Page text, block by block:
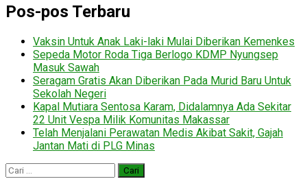
Pos-pos Terbaru
Vaksin Untuk Anak Laki-laki Mulai Diberikan Kemenkes
Sepeda Motor Roda Tiga Berlogo KDMP Nyungsep
Masuk Sawah
Seragam Gratis Akan Diberikan Pada Murid Baru Untuk
Sekolah Negeri
Kapal Mutiara Sentosa Karam, Didalamnya Ada Sekitar
22 Unit Vespa Milik Komunitas Makassar
Telah Menjalani Perawatan Medis Akibat Sakit, Gajah
Jantan Mati di PLG Minas
Cari
untuk: